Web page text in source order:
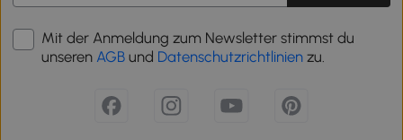
Mit der Anmeldung zum Newsletter stimmst du
unseren AGB und Datenschutzrichtlinien zu.